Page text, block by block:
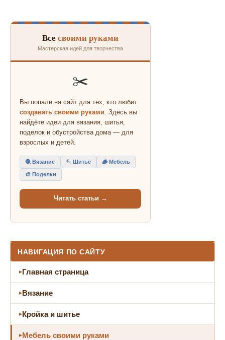
Все своими руками
Мастерская идей для творчества
✂️
Вы попали на сайт для тех, кто любит
создавать своими руками. Здесь вы
найдёте идеи для вязания, шитья,
поделок и обустройства дома — для
взрослых и детей.
🧶 Вязание 🪡 Шитьё 🪵 Мебель
🎨 Поделки
Читать статьи →
НАВИГАЦИЯ ПО САЙТУ
Главная страница
Вязание
Кройка и шитье
Мебель своими руками